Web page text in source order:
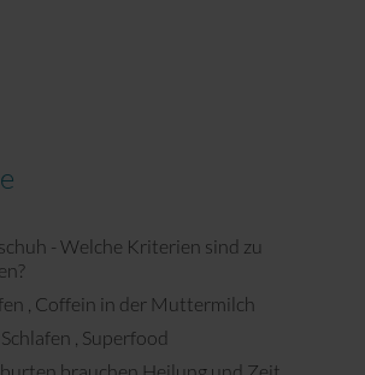
- Welche Kriterien sind zu
, Coffein in der Muttermilch
, Superfood
brauchen Heilung und Zeit,